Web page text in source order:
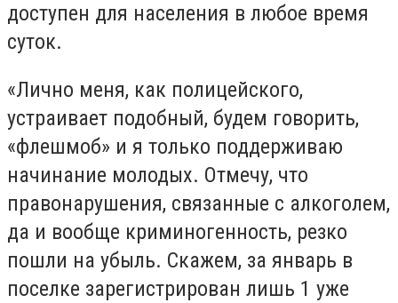
доступен для населения в любое время
суток.
«Лично меня, как полицейского,
устраивает подобный, будем говорить,
«флешмоб» и я только поддерживаю
начинание молодых. Отмечу, что
правонарушения, связанные с алкоголем,
да и вообще криминогенность, резко
пошли на убыль. Скажем, за январь в
поселке зарегистрирован лишь 1 уже